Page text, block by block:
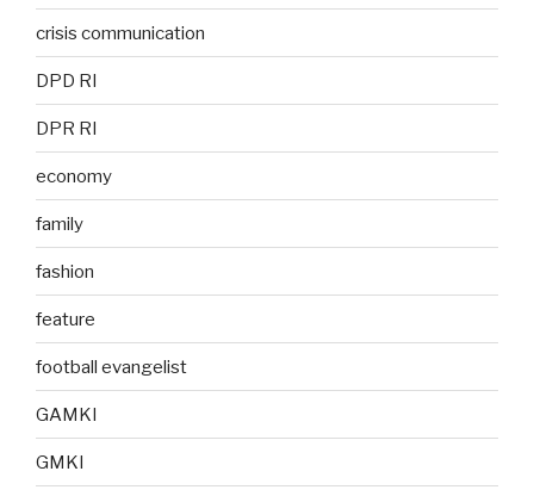
crisis communication
DPD RI
DPR RI
economy
family
fashion
feature
football evangelist
GAMKI
GMKI